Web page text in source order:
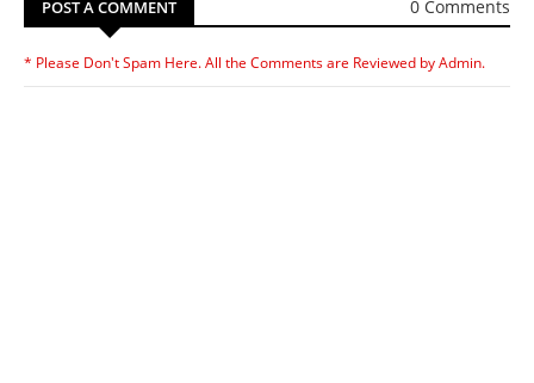
POST A COMMENT 0 Comments
* Please Don't Spam Here. All the Comments are Reviewed by Admin.